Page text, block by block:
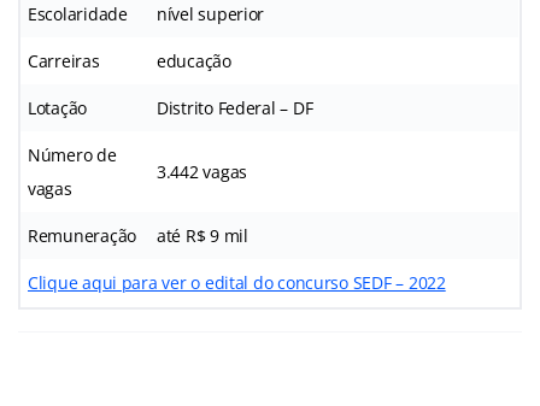
Escolaridade nível superior
Carreiras educação
Lotação Distrito Federal – DF
Número de
vagas
3.442 vagas
Remuneração até R$ 9 mil
Clique aqui para ver o edital do concurso SEDF – 2022